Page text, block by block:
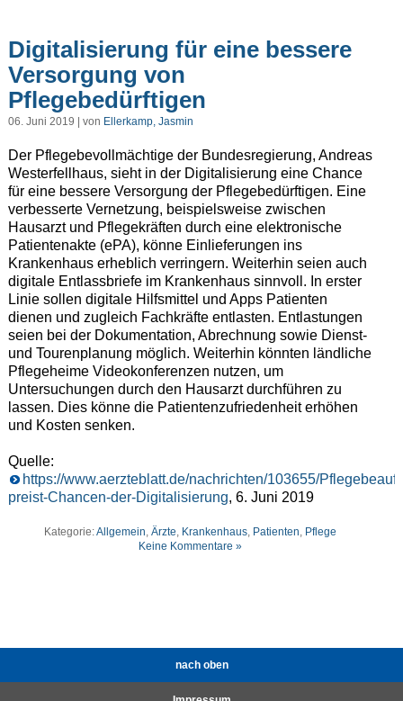
Digitalisierung für eine bessere
Versorgung von
Pflegebedürftigen
06. Juni 2019 | von Ellerkamp, Jasmin
Der Pflegebevollmächtige der Bundesregierung, Andreas
Westerfellhaus, sieht in der Digitalisierung eine Chance
für eine bessere Versorgung der Pflegebedürftigen. Eine
verbesserte Vernetzung, beispielsweise zwischen
Hausarzt und Pflegekräften durch eine elektronische
Patientenakte (ePA), könne Einlieferungen ins
Krankenhaus erheblich verringern. Weiterhin seien auch
digitale Entlassbriefe im Krankenhaus sinnvoll. In erster
Linie sollen digitale Hilfsmittel und Apps Patienten
dienen und zugleich Fachkräfte entlasten. Entlastungen
seien bei der Dokumentation, Abrechnung sowie Dienst-
und Tourenplanung möglich. Weiterhin könnten ländliche
Pflegeheime Videokonferenzen nutzen, um
Untersuchungen durch den Hausarzt durchführen zu
lassen. Dies könne die Patientenzufriedenheit erhöhen
und Kosten senken.
Quelle:
https://www.aerzteblatt.de/nachrichten/103655/
preist-Chancen-der-Digitalisierung, 6. Juni 2019
Kategorie:Allgemein,Ärzte, Krankenhaus, Patienten, Pflege
Keine Kommentare »
nach oben